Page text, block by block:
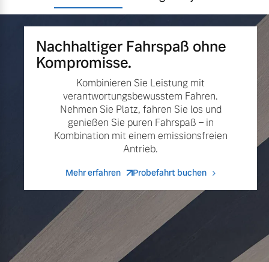
Nachhaltiger Fahrspaß ohne
Kompromisse.
Kombinieren Sie Leistung mit
verantwortungsbewusstem Fahren.
Nehmen Sie Platz, fahren Sie los und
genießen Sie puren Fahrspaß – in
Kombination mit einem emissionsfreien
Antrieb.
Mehr erfahren Probefahrt buchen